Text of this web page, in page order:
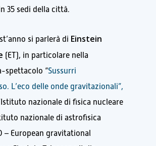
35 sedi della città.
si parlerà di Einstein
(ET), in particolare nella
spettacolo “Sussurri
L’eco delle onde gravitazionali”,
nazionale di fisica nucleare
nazionale di astrofisica
– European gravitational